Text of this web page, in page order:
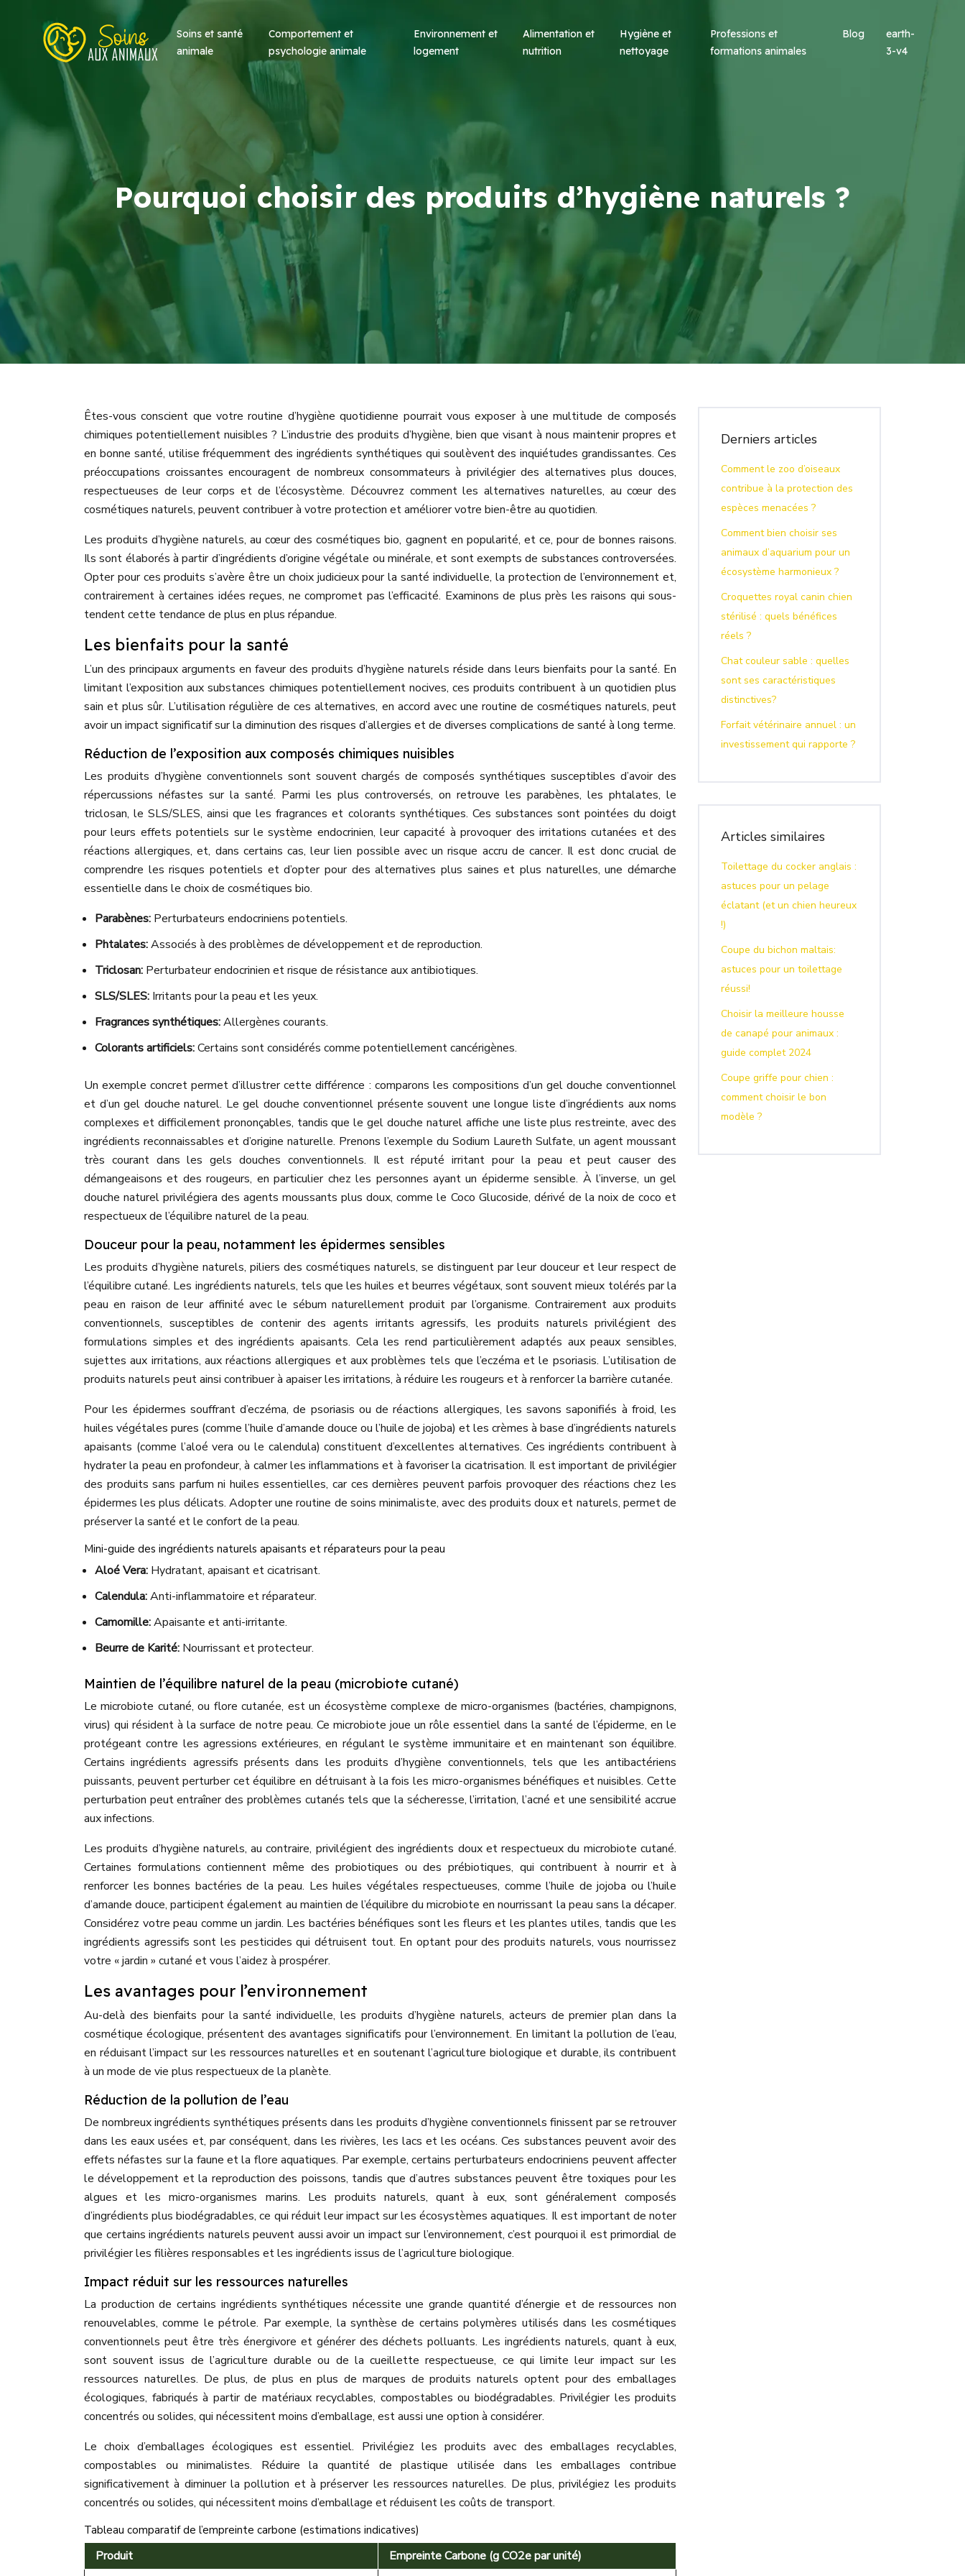
Soins et santé
animale
Comportement et
psychologie animale
Environnement et
logement
Alimentation et
nutrition
Hygiène et
nettoyage
Professions et
formations animales
Blog
earth-
3-v4
Pourquoi choisir des produits d’hygiène naturels ?
Êtes-vous conscient que votre routine d’hygiène quotidienne pourrait vous exposer à une multitude de composés
chimiques potentiellement nuisibles ? L’industrie des produits d’hygiène, bien que visant à nous maintenir propres et
en bonne santé, utilise fréquemment des ingrédients synthétiques qui soulèvent des inquiétudes grandissantes. Ces
préoccupations croissantes encouragent de nombreux consommateurs à privilégier des alternatives plus douces,
respectueuses de leur corps et de l’écosystème. Découvrez comment les alternatives naturelles, au cœur des
cosmétiques naturels, peuvent contribuer à votre protection et améliorer votre bien-être au quotidien.
Les produits d’hygiène naturels, au cœur des cosmétiques bio, gagnent en popularité, et ce, pour de bonnes raisons.
Ils sont élaborés à partir d’ingrédients d’origine végétale ou minérale, et sont exempts de substances controversées.
Opter pour ces produits s’avère être un choix judicieux pour la santé individuelle, la protection de l’environnement et,
contrairement à certaines idées reçues, ne compromet pas l’efficacité. Examinons de plus près les raisons qui sous-
tendent cette tendance de plus en plus répandue.
Les bienfaits pour la santé
L’un des principaux arguments en faveur des produits d’hygiène naturels réside dans leurs bienfaits pour la santé. En
limitant l’exposition aux substances chimiques potentiellement nocives, ces produits contribuent à un quotidien plus
sain et plus sûr. L’utilisation régulière de ces alternatives, en accord avec une routine de cosmétiques naturels, peut
avoir un impact significatif sur la diminution des risques d’allergies et de diverses complications de santé à long terme.
Réduction de l’exposition aux composés chimiques nuisibles
Les produits d’hygiène conventionnels sont souvent chargés de composés synthétiques susceptibles d’avoir des
répercussions néfastes sur la santé. Parmi les plus controversés, on retrouve les parabènes, les phtalates, le
triclosan, le SLS/SLES, ainsi que les fragrances et colorants synthétiques. Ces substances sont pointées du doigt
pour leurs effets potentiels sur le système endocrinien, leur capacité à provoquer des irritations cutanées et des
réactions allergiques, et, dans certains cas, leur lien possible avec un risque accru de cancer. Il est donc crucial de
comprendre les risques potentiels et d’opter pour des alternatives plus saines et plus naturelles, une démarche
essentielle dans le choix de cosmétiques bio.
Parabènes: Perturbateurs endocriniens potentiels.
Phtalates:Associés à des problèmes de développement et de reproduction.
Triclosan: Perturbateur endocrinien et risque de résistance aux antibiotiques.
SLS/SLES: Irritants pour la peau et les yeux.
Fragrances synthétiques:Allergènes courants.
Colorants artificiels:Certains sont considérés comme potentiellement cancérigènes.
Un exemple concret permet d’illustrer cette différence : comparons les compositions d’un gel douche conventionnel
et d’un gel douche naturel. Le gel douche conventionnel présente souvent une longue liste d’ingrédients aux noms
complexes et difficilement prononçables, tandis que le gel douche naturel affiche une liste plus restreinte, avec des
ingrédients reconnaissables et d’origine naturelle. Prenons l’exemple du Sodium Laureth Sulfate, un agent moussant
très courant dans les gels douches conventionnels. Il est réputé irritant pour la peau et peut causer des
démangeaisons et des rougeurs, en particulier chez les personnes ayant un épiderme sensible. À l’inverse, un gel
douche naturel privilégiera des agents moussants plus doux, comme le Coco Glucoside, dérivé de la noix de coco et
respectueux de l’équilibre naturel de la peau.
Douceur pour la peau, notamment les épidermes sensibles
Les produits d’hygiène naturels, piliers des cosmétiques naturels, se distinguent par leur douceur et leur respect de
l’équilibre cutané. Les ingrédients naturels, tels que les huiles et beurres végétaux, sont souvent mieux tolérés par la
peau en raison de leur affinité avec le sébum naturellement produit par l’organisme. Contrairement aux produits
conventionnels, susceptibles de contenir des agents irritants agressifs, les produits naturels privilégient des
formulations simples et des ingrédients apaisants. Cela les rend particulièrement adaptés aux peaux sensibles,
sujettes aux irritations, aux réactions allergiques et aux problèmes tels que l’eczéma et le psoriasis. L’utilisation de
produits naturels peut ainsi contribuer à apaiser les irritations, à réduire les rougeurs et à renforcer la barrière cutanée.
Pour les épidermes souffrant d’eczéma, de psoriasis ou de réactions allergiques, les savons saponifiés à froid, les
huiles végétales pures (comme l’huile d’amande douce ou l’huile de jojoba) et les crèmes à base d’ingrédients naturels
apaisants (comme l’aloé vera ou le calendula) constituent d’excellentes alternatives. Ces ingrédients contribuent à
hydrater la peau en profondeur, à calmer les inflammations et à favoriser la cicatrisation. Il est important de privilégier
des produits sans parfum ni huiles essentielles, car ces dernières peuvent parfois provoquer des réactions chez les
épidermes les plus délicats. Adopter une routine de soins minimaliste, avec des produits doux et naturels, permet de
préserver la santé et le confort de la peau.
Mini-guide des ingrédients naturels apaisants et réparateurs pour la peau
Aloé Vera: Hydratant, apaisant et cicatrisant.
Calendula:Anti-inflammatoire et réparateur.
Camomille:Apaisante et anti-irritante.
Beurre de Karité: Nourrissant et protecteur.
Maintien de l’équilibre naturel de la peau (microbiote cutané)
Le microbiote cutané, ou flore cutanée, est un écosystème complexe de micro-organismes (bactéries, champignons,
virus) qui résident à la surface de notre peau. Ce microbiote joue un rôle essentiel dans la santé de l’épiderme, en le
protégeant contre les agressions extérieures, en régulant le système immunitaire et en maintenant son équilibre.
Certains ingrédients agressifs présents dans les produits d’hygiène conventionnels, tels que les antibactériens
puissants, peuvent perturber cet équilibre en détruisant à la fois les micro-organismes bénéfiques et nuisibles. Cette
perturbation peut entraîner des problèmes cutanés tels que la sécheresse, l’irritation, l’acné et une sensibilité accrue
aux infections.
Les produits d’hygiène naturels, au contraire, privilégient des ingrédients doux et respectueux du microbiote cutané.
Certaines formulations contiennent même des probiotiques ou des prébiotiques, qui contribuent à nourrir et à
renforcer les bonnes bactéries de la peau. Les huiles végétales respectueuses, comme l’huile de jojoba ou l’huile
d’amande douce, participent également au maintien de l’équilibre du microbiote en nourrissant la peau sans la décaper.
Considérez votre peau comme un jardin. Les bactéries bénéfiques sont les fleurs et les plantes utiles, tandis que les
ingrédients agressifs sont les pesticides qui détruisent tout. En optant pour des produits naturels, vous nourrissez
votre « jardin » cutané et vous l’aidez à prospérer.
Les avantages pour l’environnement
Au-delà des bienfaits pour la santé individuelle, les produits d’hygiène naturels, acteurs de premier plan dans la
cosmétique écologique, présentent des avantages significatifs pour l’environnement. En limitant la pollution de l’eau,
en réduisant l’impact sur les ressources naturelles et en soutenant l’agriculture biologique et durable, ils contribuent
à un mode de vie plus respectueux de la planète.
Réduction de la pollution de l’eau
De nombreux ingrédients synthétiques présents dans les produits d’hygiène conventionnels finissent par se retrouver
dans les eaux usées et, par conséquent, dans les rivières, les lacs et les océans. Ces substances peuvent avoir des
effets néfastes sur la faune et la flore aquatiques. Par exemple, certains perturbateurs endocriniens peuvent affecter
le développement et la reproduction des poissons, tandis que d’autres substances peuvent être toxiques pour les
algues et les micro-organismes marins. Les produits naturels, quant à eux, sont généralement composés
d’ingrédients plus biodégradables, ce qui réduit leur impact sur les écosystèmes aquatiques. Il est important de noter
que certains ingrédients naturels peuvent aussi avoir un impact sur l’environnement, c’est pourquoi il est primordial de
privilégier les filières responsables et les ingrédients issus de l’agriculture biologique.
Impact réduit sur les ressources naturelles
La production de certains ingrédients synthétiques nécessite une grande quantité d’énergie et de ressources non
renouvelables, comme le pétrole. Par exemple, la synthèse de certains polymères utilisés dans les cosmétiques
conventionnels peut être très énergivore et générer des déchets polluants. Les ingrédients naturels, quant à eux,
sont souvent issus de l’agriculture durable ou de la cueillette respectueuse, ce qui limite leur impact sur les
ressources naturelles. De plus, de plus en plus de marques de produits naturels optent pour des emballages
écologiques, fabriqués à partir de matériaux recyclables, compostables ou biodégradables. Privilégier les produits
concentrés ou solides, qui nécessitent moins d’emballage, est aussi une option à considérer.
Le choix d’emballages écologiques est essentiel. Privilégiez les produits avec des emballages recyclables,
compostables ou minimalistes. Réduire la quantité de plastique utilisée dans les emballages contribue
significativement à diminuer la pollution et à préserver les ressources naturelles. De plus, privilégiez les produits
concentrés ou solides, qui nécessitent moins d’emballage et réduisent les coûts de transport.
Tableau comparatif de l’empreinte carbone (estimations indicatives)
Produit
Empreinte Carbone (g CO2e par unité)
Derniers articles
Comment le zoo d’oiseaux
contribue à la protection des
espèces menacées ?
Comment bien choisir ses
animaux d’aquarium pour un
écosystème harmonieux ?
Croquettes royal canin chien
stérilisé : quels bénéfices
réels ?
Chat couleur sable : quelles
sont ses caractéristiques
distinctives?
Forfait vétérinaire annuel : un
investissement qui rapporte ?
Articles similaires
Toilettage du cocker anglais :
astuces pour un pelage
éclatant (et un chien heureux
!)
Coupe du bichon maltais:
astuces pour un toilettage
réussi!
Choisir la meilleure housse
de canapé pour animaux :
guide complet 2024
Coupe griffe pour chien :
comment choisir le bon
modèle ?